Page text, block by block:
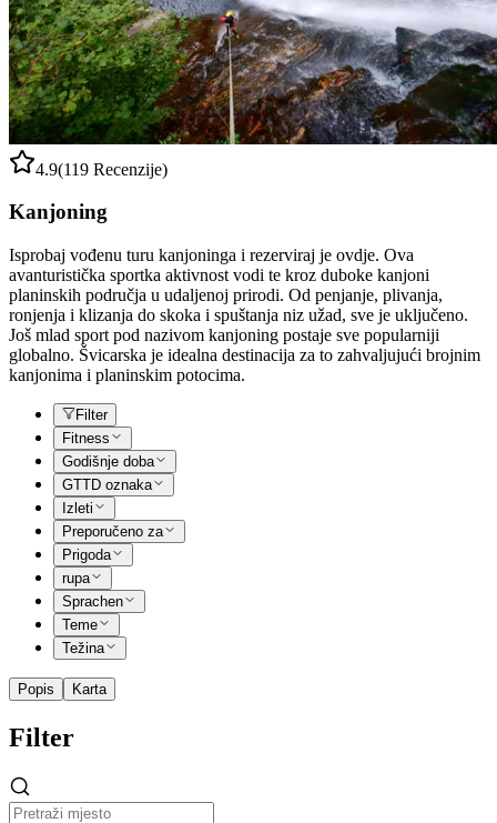
4.9(119 Recenzije)
Kanjoning
Isprobaj vođenu turu kanjoninga i rezerviraj je ovdje. Ova
avanturistička sportka aktivnost vodi te kroz duboke kanjoni
planinskih područja u udaljenoj prirodi. Od penjanje, plivanja,
ronjenja i klizanja do skoka i spuštanja niz užad, sve je uključeno.
Još mlad sport pod nazivom kanjoning postaje sve popularniji
globalno. Švicarska je idealna destinacija za to zahvaljujući brojnim
kanjonima i planinskim potocima.
Filter
Fitness
Godišnje doba
GTTD oznaka
Izleti
Preporučeno za
Prigoda
rupa
Sprachen
Teme
Težina
Popis Karta
Filter